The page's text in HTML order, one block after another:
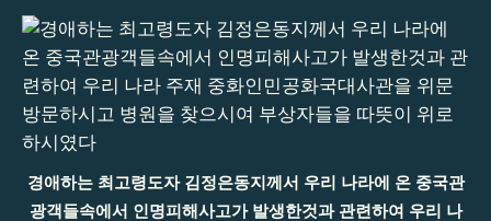
경애하는 최고령도자 김정은동지께서 우리 나라에 온 중국관
광객들속에서 인명피해사고가 발생한것과 관련하여 우리 나